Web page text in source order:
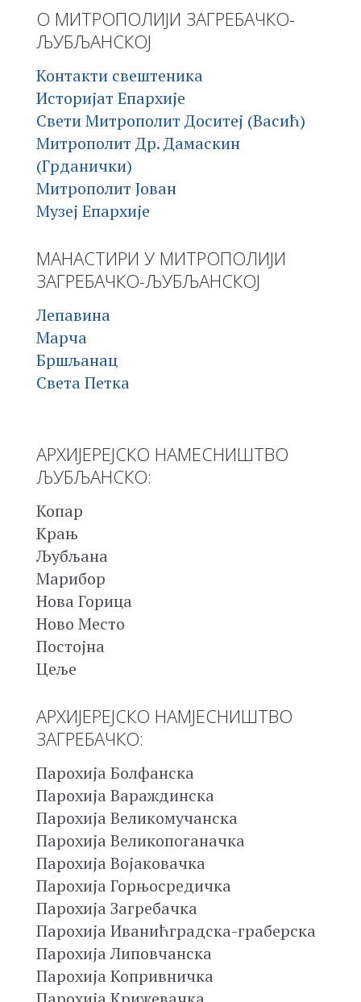
О МИТРОПОЛИЈИ ЗАГРЕБАЧКО-
ЉУБЉАНСКОЈ
Контакти свештеника
Историјат Епархије
Свети Митрополит Доситеј (Васић)
Митрополит Др. Дамаскин
(Грданички)
Митрополит Јован
Музеј Епархије
МАНАСТИРИ У МИТРОПОЛИЈИ
ЗАГРЕБАЧКО-ЉУБЉАНСКОЈ
Лепавина
Марча
Бршљанац
Света Петка
АРХИЈЕРЕЈСКО НАМЕСНИШТВО
ЉУБЉАНСКО:
Копар
Крањ
Љубљана
Марибор
Нова Горица
Ново Место
Постојна
Цеље
АРХИЈЕРЕЈСКО НАМЈЕСНИШТВО
ЗАГРЕБАЧКО:
Парохија Болфанска
Парохија Вараждинска
Парохија Великомучанска
Парохија Великопоганачка
Парохија Војаковачка
Парохија Горњосредичка
Парохија Загребачка
Парохија Иванићградска-граберска
Парохија Липовчанска
Парохија Копривничка